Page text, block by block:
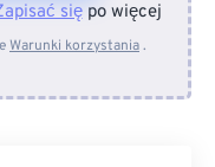
siępo więcej
Warunki korzystania.